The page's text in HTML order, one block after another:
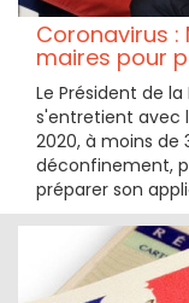
Coronavirus
maires pour
Le Président de
s'entretient avec
2020, à moins de
déconfinement,
préparer son